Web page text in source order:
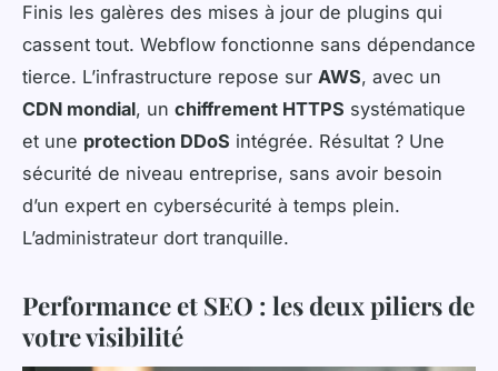
Finis les galères des mises à jour de plugins qui
cassent tout. Webflow fonctionne sans dépendance
tierce. L’infrastructure repose sur AWS, avec un
CDN mondial, un chiffrement HTTPS systématique
et une protection DDoS intégrée. Résultat ? Une
sécurité de niveau entreprise, sans avoir besoin
d’un expert en cybersécurité à temps plein.
L’administrateur dort tranquille.
Performance et SEO : les deux piliers de
votre visibilité